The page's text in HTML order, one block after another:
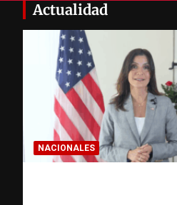
Actualidad
NACIONALES